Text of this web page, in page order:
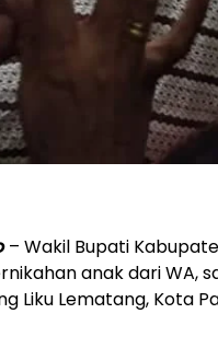
– Wakil Bupati
anak dari WA,
Liku Lematang, Kota